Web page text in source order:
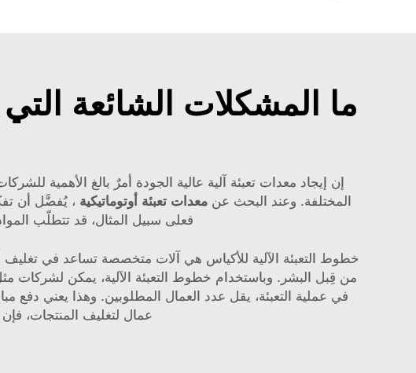
ما المشكلات الشائعة
المختلفة. وعند البحث عن معدات تعبئة أوتوماتيكية ، يُفضَّل أن
فعلى سبيل المثال، قد تتطلّب
خطوط التعبئة الآلية للأكياس هي آلات متخصصة تساعد في تغليف
في عملية التعبئة، يقل عدد العمال المطلوبين. وهذا يعني دفع
عمال لتغليف المنتجات،